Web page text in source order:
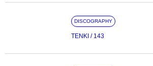
DISCOGRAPHY
TENKI / 143